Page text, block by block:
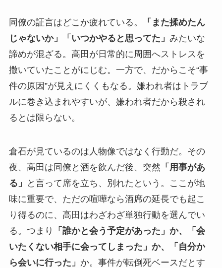
同僚の証言はどこか疲れている。
「また揉めたん
じゃないか」「いつかやると思ってた」 みたいな
諦めが混ざる。高田が日常的に周囲へストレスを
撒いていたことがにじむ。一方で、だからこそ“事
件の原因”が見えにくくもなる。嫌われ者はトラブ
ルに巻き込まれやすいが、嫌われ者だから殺され
るとは限らない。
倉石が見ているのは人物像ではなく行動だ。その
夜、高田は同僚と酒を飲んだ後、突然 「用事があ
る」
と言って席を立ち、別れたという。ここが地
味に重要で、ただの喧嘩なら酒席の延長でも起こ
り得るのに、高田はわざわざ単独行動を選んでい
る。つまり
「誰かと会う予定があった」か、「会
いたくない相手に会ってしまった」か、「自分か
ら会いに行った」 か。事件が転倒死ベースだとす